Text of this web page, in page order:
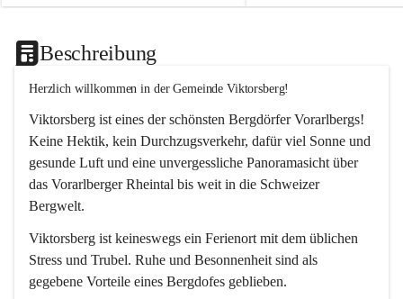
Beschreibung
Herzlich willkommen in der Gemeinde Viktorsberg!
Viktorsberg ist eines der schönsten Bergdörfer Vorarlbergs!
Keine Hektik, kein Durchzugsverkehr, dafür viel Sonne und
gesunde Luft und eine unvergessliche Panoramasicht über
das Vorarlberger Rheintal bis weit in die Schweizer
Bergwelt.
Viktorsberg ist keineswegs ein Ferienort mit dem üblichen
Stress und Trubel. Ruhe und Besonnenheit sind als
gegebene Vorteile eines Bergdofes geblieben.